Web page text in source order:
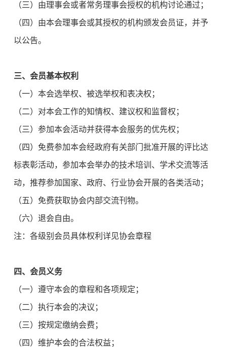
（三）由理事会或者常务理事会授权的机构讨论通过；
（四）由本会理事会或其授权的机构颁发会员证，并予
以公告。
三、会员基本权利
（一）本会选举权、被选举权和表决权；
（二）对本会工作的知情权、建议权和监督权；
（三）参加本会活动并获得本会服务的优先权；
（四）免费参加本会经政府有关部门批准开展的评比达
标表彰活动，参加本会举办的技术培训、学术交流等活
动，推荐参加国家、政府、行业协会开展的各类活动；
（五）免费获取协会内部交流刊物。
（六）退会自由。
注：各级别会员具体权利详见协会章程
四、会员义务
（一）遵守本会的章程和各项规定；
（二）执行本会的决议；
（三）按规定缴纳会费；
（四）维护本会的合法权益；